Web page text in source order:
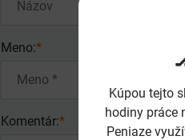
Meno:*
Komentár:*
Kúpou tejto
hodiny práce
Peniaze